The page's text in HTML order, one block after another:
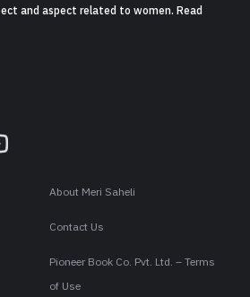
and aspect related to women. Read
About Meri Saheli
Contact Us
Pioneer Book Co. Pvt. Ltd. – Terms
of Use